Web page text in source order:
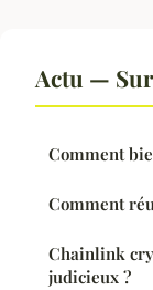
Actu —
Comment
Comment
Chainlink
judicieux ?